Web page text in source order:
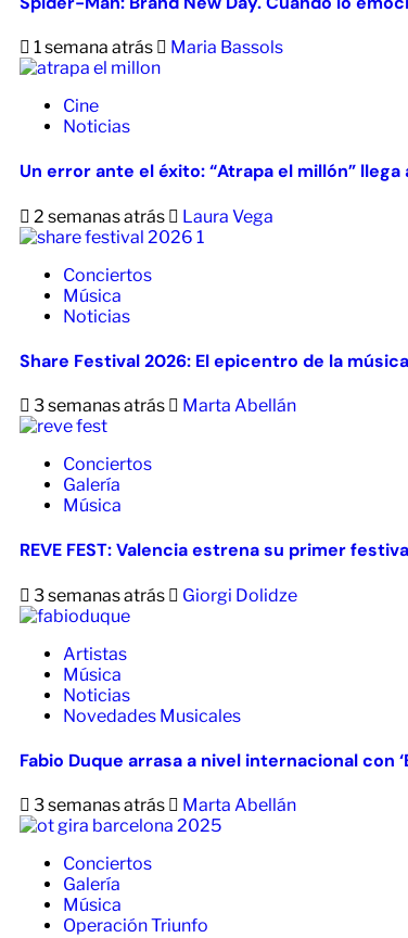
1 semana atrás Maria Bassols
Cine
Noticias
Un error ante el éxito: “Atrapa el millón”
2 semanas atrás Laura Vega
Conciertos
Música
Noticias
Share Festival 2026: El epicentro de la
3 semanas atrás Marta Abellán
Conciertos
Galería
Música
REVE FEST: Valencia estrena su primer
3 semanas atrás Giorgi Dolidze
Artistas
Música
Noticias
Novedades Musicales
Fabio Duque arrasa a nivel internacional con
3 semanas atrás Marta Abellán
Conciertos
Galería
Música
Operación Triunfo